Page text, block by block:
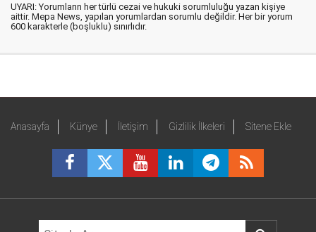
UYARI: Yorumların her türlü cezai ve hukuki sorumluluğu yazan kişiye
aittir. Mepa News, yapılan yorumlardan sorumlu değildir. Her bir yorum
600 karakterle (boşluklu) sınırlıdır.
Anasayfa Künye İletişim Gizlilik İlkeleri Sitene Ekle